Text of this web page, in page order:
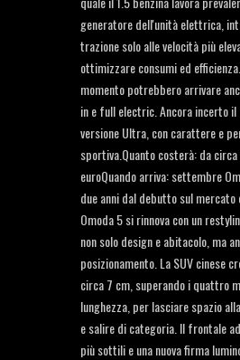
generatore dell'unità elettrica,
trazione solo alle velocità più
ottimizzare consumi ed
momento potrebbero arrivare
in e full electric. Ancora incerto
versione Ultra, con carattere e
sportiva.Quanto costerà: da
euroQuando arriva: settembre
due anni dal debutto sul mercato
Omoda 5 si rinnova con un
non solo design e abitacolo, ma
posizionamento. La SUV cinese
circa 7 cm, superando i quattro
lunghezza, per lasciare spazio
e salire di categoria. Il frontale
più sottili e una nuova firma